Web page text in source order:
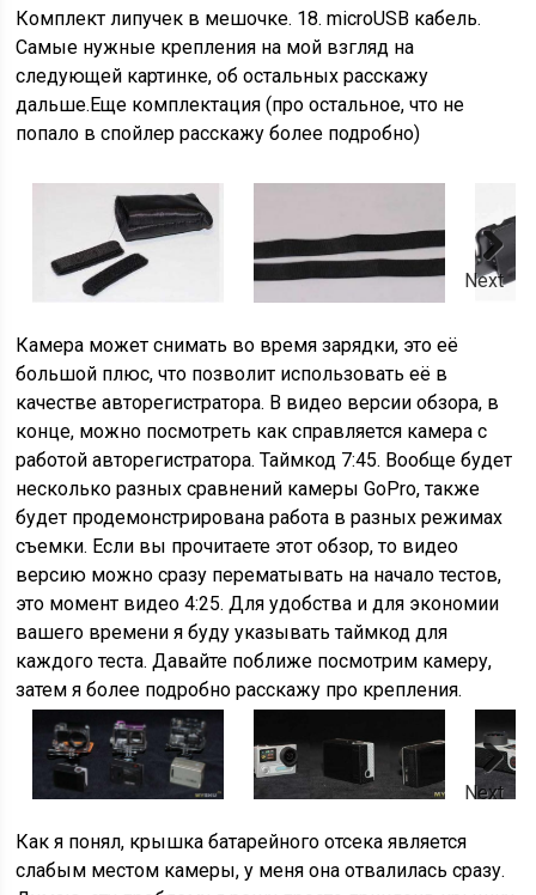
Комплект липучек в мешочке. 18. microUSB кабель.
Самые нужные крепления на мой взгляд на
следующей картинке, об остальных расскажу
дальше.Еще комплектация (про остальное, что не
попало в спойлер расскажу более подробно)
Next
Камера может снимать во время зарядки, это её
большой плюс, что позволит использовать её в
качестве авторегистратора. В видео версии обзора, в
конце, можно посмотреть как справляется камера с
работой авторегистратора. Таймкод 7:45. Вообще будет
несколько разных сравнений камеры GoPro, также
будет продемонстрирована работа в разных режимах
съемки. Если вы прочитаете этот обзор, то видео
версию можно сразу перематывать на начало тестов,
это момент видео 4:25. Для удобства и для экономии
вашего времени я буду указывать таймкод для
каждого теста. Давайте поближе посмотрим камеру,
затем я более подробно расскажу про крепления.
Next
Как я понял, крышка батарейного отсека является
слабым местом камеры, у меня она отвалилась сразу.